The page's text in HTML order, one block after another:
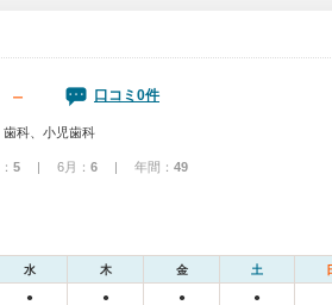
－ 口コミ0件
歯科、小児歯科
5 | 6月： 6 | 年間： 49
水 木 金 土
● ● ● ●